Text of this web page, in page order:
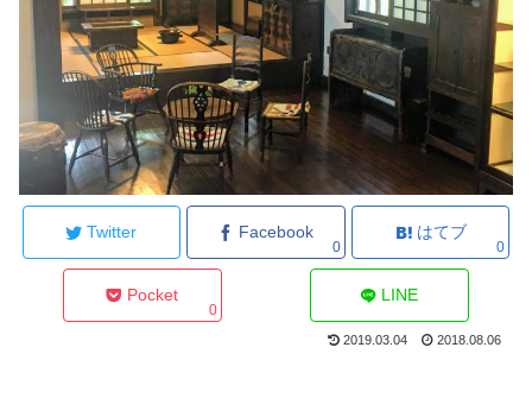
Twitter Facebook
0
はてブ
0
Pocket
0
LINE
2019.03.04 2018.08.06